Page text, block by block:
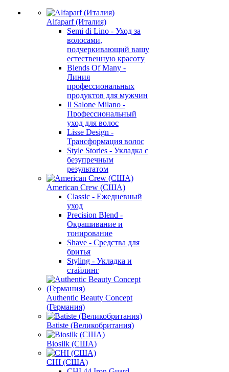
Alfaparf (Италия)
Semi di Lino - Уход за
волосами,
подчеркивающий вашу
естественную красоту
Blends Of Many -
Линия
профессиональных
продуктов для мужчин
Il Salone Milano -
Профессиональный
уход для волос
Lisse Design -
Трансформация волос
Style Stories - Укладка с
безупречным
результатом
American Crew (США)
Classic - Ежедневный
уход
Precision Blend -
Окрашивание и
тонирование
Shave - Средства для
бритья
Styling - Укладка и
стайлинг
Authentic Beauty Concept
(Германия)
Batiste (Великобритания)
Biosilk (США)
CHI (США)